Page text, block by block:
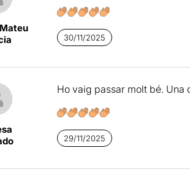
30/11/2025
Ho vaig passar molt bé.
29/11/2025